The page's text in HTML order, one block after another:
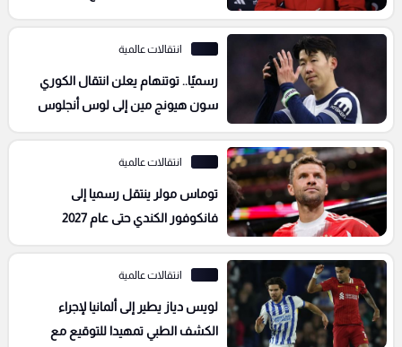
انتقالات عالمية
رسميًا.. توتنهام يعلن انتقال الكوري
سون هيونج مين إلى لوس أنجلوس
انتقالات عالمية
توماس مولر ينتقل رسميا إلى
فانكوفور الكندي حتى عام 2027
انتقالات عالمية
لويس دياز يطير إلى ألمانيا لإجراء
الكشف الطبي تمهيدا للتوقيع مع